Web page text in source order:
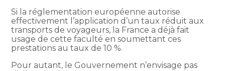
Si la réglementation européenne autorise
effectivement l’application d’un taux réduit aux
transports de voyageurs, la France a déjà fait
usage de cette faculté en soumettant ces
prestations au taux de 10 %.
Pour autant, le Gouvernement n’envisage pas